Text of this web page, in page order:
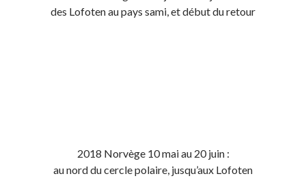
des Lofoten au pays sami, et début du retour
2018 Norvège 10 mai au 20 juin :
au nord du cercle polaire, jusqu’aux Lofoten